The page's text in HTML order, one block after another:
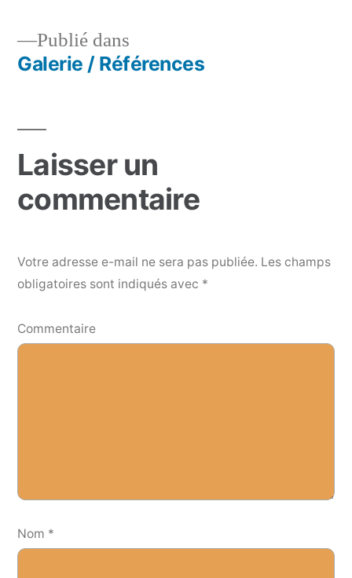
Navigation
l’article
Publié dans
Galerie / Références
Laisser un
commentaire
Votre adresse e-mail ne sera pas publiée. Les champs
obligatoires sont indiqués avec *
Commentaire
Nom *